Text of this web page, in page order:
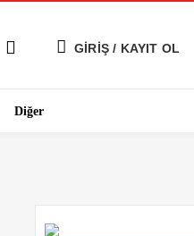
GİRİŞ / KAYIT OL
Diğer